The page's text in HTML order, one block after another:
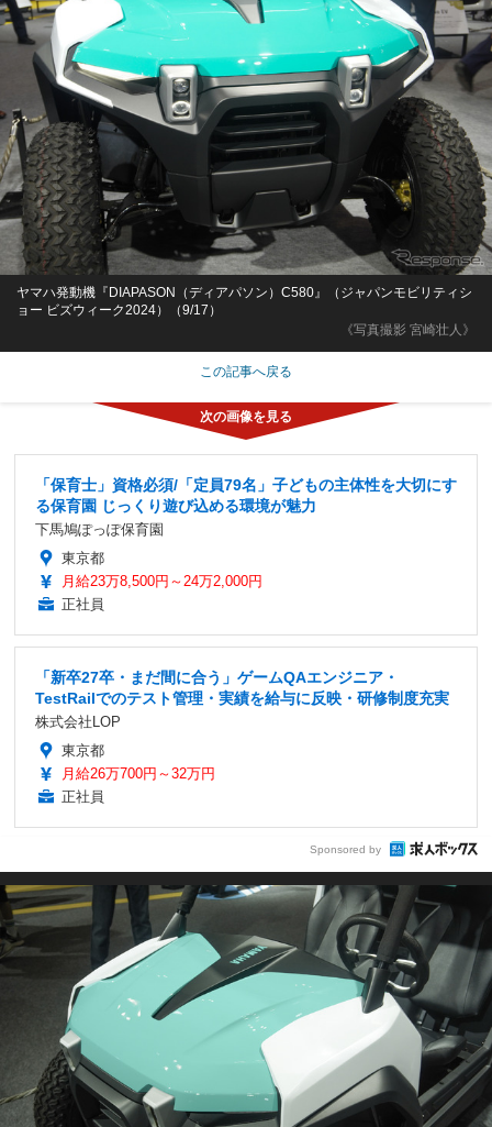
《写真撮影 宮崎壮人》
ヤマハ発動機『DIAPASON（ディアパソン）C580』（ジャパンモビリティシ
ョー ビズウィーク2024）（9/17）
この記事へ戻る
「保育士」資格必須/「定員79名」子どもの主体性を大切にす
る保育園 じっくり遊び込める環境が魅力
下馬鳩ぽっぽ保育園
東京都
月給23万8,500円～24万2,000円
正社員
「新卒27卒・まだ間に合う」ゲームQAエンジニア・
TestRailでのテスト管理・実績を給与に反映・研修制度充実
株式会社LOP
東京都
月給26万700円～32万円
正社員
Sponsored by